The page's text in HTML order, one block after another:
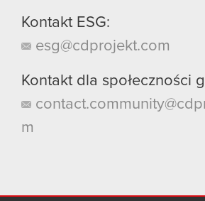
Kontakt ESG:
esg@cdprojekt.com
Kontakt dla społeczności
m